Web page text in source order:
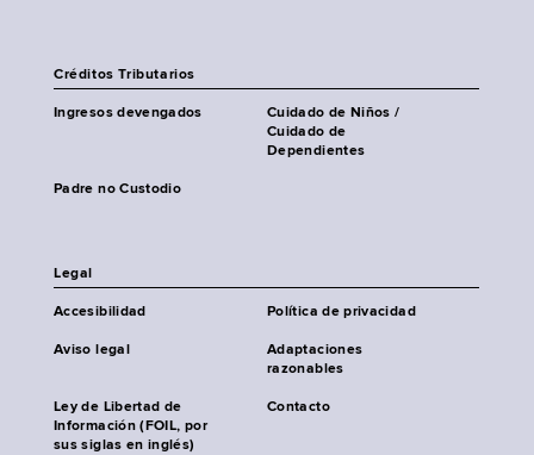
Créditos Tributarios
Ingresos devengados
Cuidado de Niños /
Cuidado de
Dependientes
Padre no Custodio
Legal
Accesibilidad Política de privacidad
Aviso legal
Adaptaciones
razonables
Ley de Libertad de
Información (FOIL, por
sus siglas en inglés)
Contacto